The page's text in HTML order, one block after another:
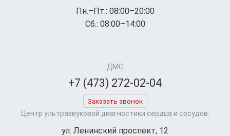
Пн.–Пт.: 08:00–20:00
Сб.: 08:00–14:00
ДМС
+7 (473) 272-02-04
Заказать звонок
Центр ультразвуковой диагностики сердца и сосудов:
ул. Ленинский проспект, 12